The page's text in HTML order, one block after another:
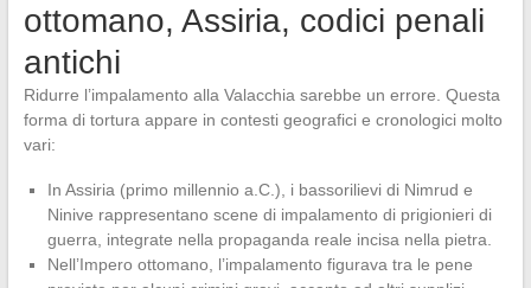
ottomano, Assiria, codici penali
antichi
Ridurre l’impalamento alla Valacchia sarebbe un errore. Questa
forma di tortura appare in contesti geografici e cronologici molto
vari:
In Assiria (primo millennio a.C.), i bassorilievi di Nimrud e
Ninive rappresentano scene di impalamento di prigionieri di
guerra, integrate nella propaganda reale incisa nella pietra.
Nell’Impero ottomano, l’impalamento figurava tra le pene